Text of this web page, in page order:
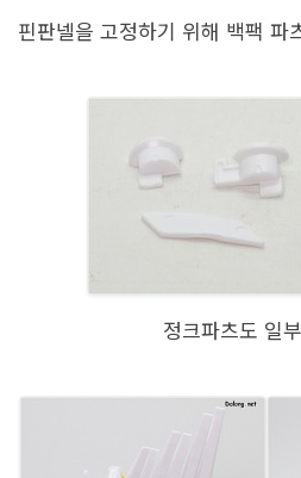
핀판넬을 고정하기 위해 백팩 파
정크파츠도 일